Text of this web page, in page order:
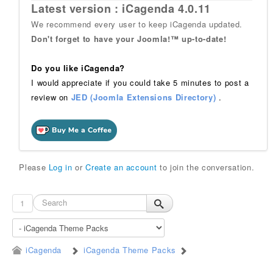
Latest version : iCagenda 4.0.11
We recommend every user to keep iCagenda updated.
Don't forget to have your Joomla!™ up-to-date!
Do you like iCagenda?
I would appreciate if you could take 5 minutes to post a
review on JED (Joomla Extensions Directory) .
Please Log in orCreate an account to join the conversation.
1
iCagenda
iCagenda Theme Packs